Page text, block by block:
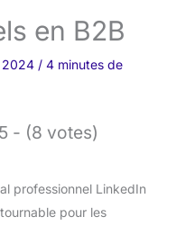
en B2B
2024 / 4 minutes de
- (8 votes)
professionnel LinkedIn
pour les